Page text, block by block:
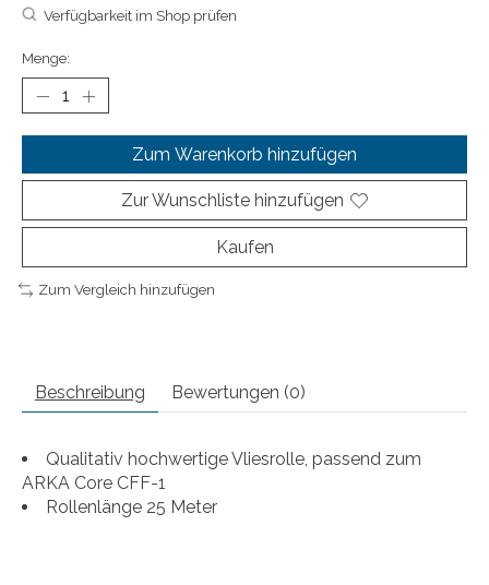
Verfügbarkeit im Shop prüfen
Menge:
Zum Warenkorb hinzufügen
Zur Wunschliste hinzufügen
Kaufen
Zum Vergleich hinzufügen
Beschreibung Bewertungen (0)
Qualitativ hochwertige Vliesrolle, passend zum
ARKA Core CFF-1
Rollenlänge 25 Meter